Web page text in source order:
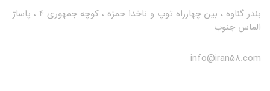
بندر گناوه ، بین چهارراه توپ و ناخدا حمزه ، کوچه جمهوری 4 ، پاساژ
الماس جنوب
info@iran58.com